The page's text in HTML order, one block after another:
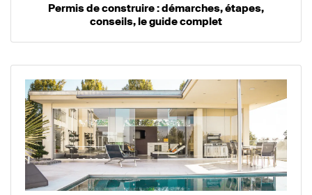
Permis de construire : démarches, étapes,
conseils, le guide complet